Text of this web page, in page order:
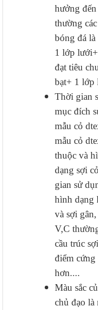
hưởng
thường
bóng đá
1 lớp
đạt tiêu
bạt+ 1 lớp
Thời gian
mục đích
mẫu cỏ
mẫu cỏ
thuộc và
dạng sợi
gian sử
hình dạng
và sợi
V,C
cầu trúc
điểm
hơn....
Màu sắc
chủ đạo là